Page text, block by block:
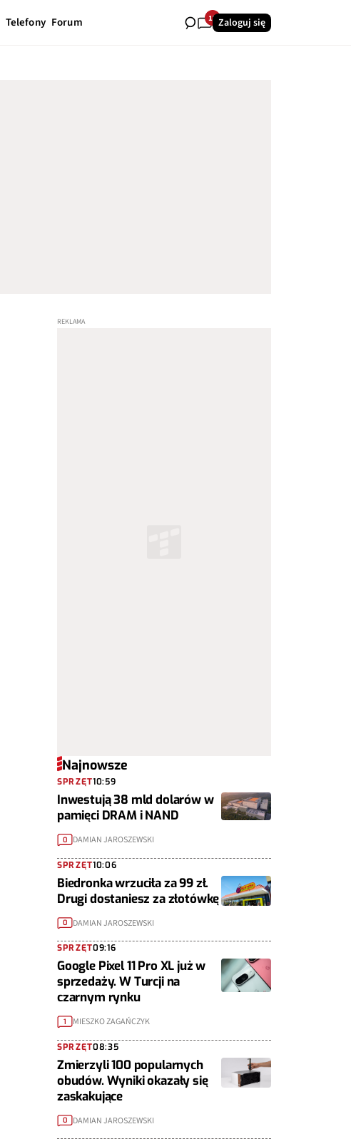
Telefony Forum 17Zaloguj się
Najnowsze
SPRZĘT10:59
Inwestują 38 mld dolarów w
pamięci DRAM i NAND
0 DAMIAN JAROSZEWSKI
SPRZĘT10:06
Biedronka wrzuciła za 99 zł.
Drugi dostaniesz za złotówkę
0 DAMIAN JAROSZEWSKI
SPRZĘT09:16
Google Pixel 11 Pro XL już w
sprzedaży. W Turcji na
czarnym rynku
1 MIESZKO ZAGAŃCZYK
SPRZĘT08:35
Zmierzyli 100 popularnych
obudów. Wyniki okazały się
zaskakujące
0 DAMIAN JAROSZEWSKI